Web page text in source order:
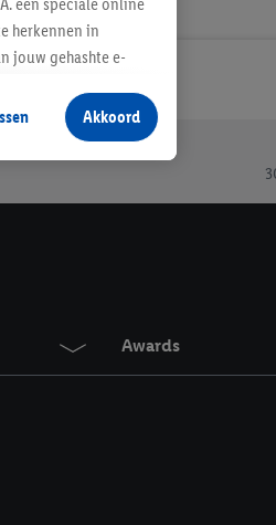
Awards
herkennen in
jouw gehashte e-
producten waarin je
te plaatsen
verschillende
kunnen worden
vergelijkbare
in te
Akkoord